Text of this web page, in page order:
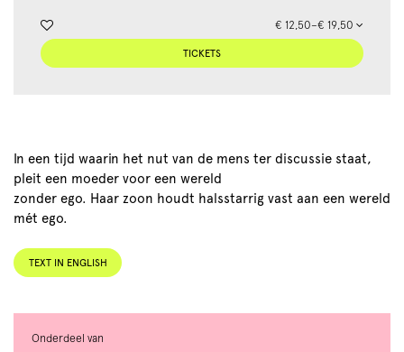
€ 12,50–€ 19,50
TICKETS
In een tijd waarin het nut van de mens ter discussie staat,
pleit een moeder voor een wereld
zonder ego. Haar zoon houdt halsstarrig vast aan een wereld
mét ego.
TEXT IN ENGLISH
Onderdeel van